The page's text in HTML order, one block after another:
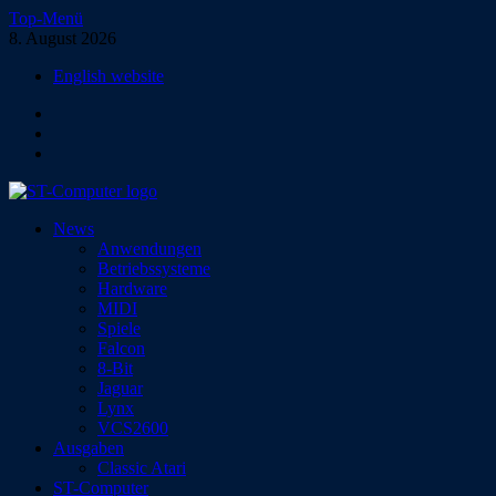
Zum
Inhalt
Top-Menü
8. August 2026
English website
ST-Computer
Das Magazin für Atari-Computer und -Konsolen
News
Anwendungen
Betriebssysteme
Hardware
MIDI
Spiele
Falcon
8-Bit
Jaguar
Lynx
VCS2600
Ausgaben
Classic Atari
ST-Computer